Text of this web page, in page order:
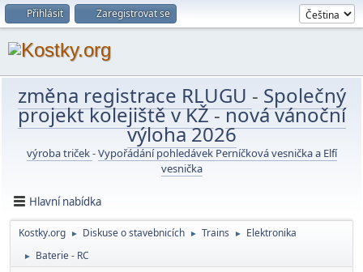
Přihlásit Zaregistrovat se
změna registrace RLUGU - Společný
projekt kolejiště v KŽ-nová vánoční
výloha 2026
výroba triček-Vypořádání pohledávek Perníčková vesnička a Elfí
vesnička
Hlavní nabídka
Kostky.org ► Diskuse o stavebnicích ► Trains ► Elektronika
► Baterie - RC